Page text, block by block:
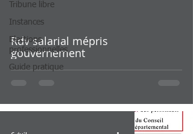
Tribune libre
Instances
Elections
professionnelles
Guide pratique
Rdv salarial mépris
gouvernement